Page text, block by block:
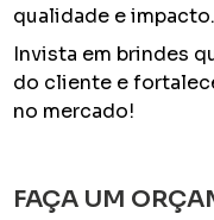
qualidade e impacto.
Invista em brindes
do cliente e
no mercado!
FAÇA UM